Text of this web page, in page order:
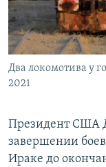
СОЦИАЛЬНЫЕ СЕТИ
Все сайты
Два локомотива у
2021
Президент США
завершении
Ираке до